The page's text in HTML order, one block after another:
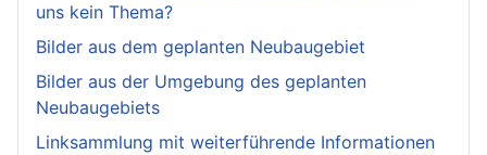
uns kein Thema?
Bilder aus dem geplanten Neubaugebiet
Bilder aus der Umgebung des geplanten
Neubaugebiets
Linksammlung mit weiterführende Informationen